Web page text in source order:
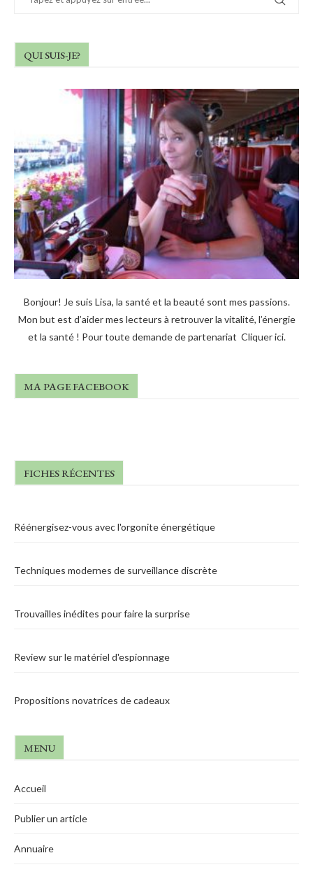
QUI SUIS-JE?
Bonjour! Je suis Lisa, la santé et la beauté sont mes passions.
Mon but est d’aider mes lecteurs à retrouver la vitalité, l’énergie
et la santé ! Pour toute demande de partenariat Cliquer ici.
MA PAGE FACEBOOK
FICHES RÉCENTES
Réénergisez-vous avec l'orgonite énergétique
Techniques modernes de surveillance discrète
Trouvailles inédites pour faire la surprise
Review sur le matériel d'espionnage
Propositions novatrices de cadeaux
MENU
Accueil
Publier un article
Annuaire